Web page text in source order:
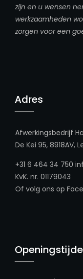
zijn en u wensen
werkzaamheden
zorgen voor een
Adres
Afwerkingsbedrijf
De Kei 95, 8918AV,
+31 6 464 34 750
KvK. nr. 01179043
Of volg ons op